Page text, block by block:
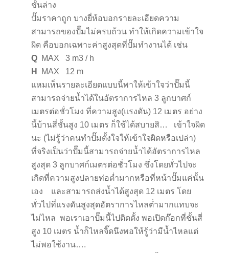
ชั้นล่าง
ปั๊มราคาถูก บางยี่ห้อบอกรายละเอียดความ
สามารถของปั๊มไม่ครบถ้วน ทำให้เกิดความเข้าใจ
ผิด คือบอกเฉพาะค่าสูงสุดที่ปั๊มทำงานได้ เช่น
QMAX 3 m3 / h
H
MAX 12 m
แหมเห็นรายละเอียดแบบนี้พาให้เข้าใจว่าปั๊มนี้
สามารถจ่ายน้ำได้ในอัตราการไหล 3 ลูกบาศก์
เมตรต่อชั่วโมง ที่ความสูง(แรงดัน) 12 เมตร อย่าง
นี้บ้านสี่ชั้นสูง 10 เมตร ก็ใช้ได้สบายสิ… เข้าใจผิด
นะ (ไม่รู้ว่าคนทำปั๊มตั้งใจให้เข้าใจผิดหรือเปล่า)
ที่จริงเป็นว่าปั๊มนี้สามารถจ่ายน้ำได้อัตราการไหล
สูงสุด 3 ลูกบาศก์เมตรต่อชั่วโมง ซึ่งโดยทั่วไปจะ
เกิดที่ความสูงปลายท่อต่ำมากหรือที่หน้าปั๊มแค่นั้น
เอง และสามารถส่งน้ำได้สูงสุด 12 เมตร โดย
ทั่วไปที่แรงดันสูงสุดอัตราการไหลต่ำมากแทบจะ
ไม่ไหล พอเราเอาปั๊มนี้ไปติดตั้ง พอเปิดก๊อกที่ชั้นสี่
สูง 10 เมตร น้ำก็ไหลจิ๊ดนึงพอให้รู้ว่ามีน้ำไหลแต่
ไม่พอใช้งาน….